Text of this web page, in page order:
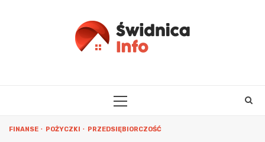
PRIMARY
FINANSE POŻYCZKI PRZEDSIĘBIORCZOŚĆ